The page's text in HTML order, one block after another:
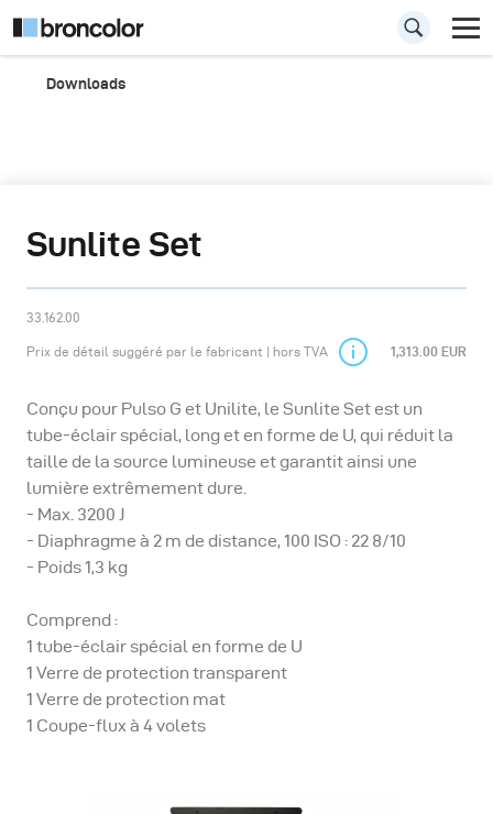
Downloads
Sunlite Set
33.162.00
Prix de détail suggéré par le fabricant | hors TVA 1,313.00 EUR
Conçu pour Pulso G et Unilite, le Sunlite Set est un
tube-éclair spécial, long et en forme de U, qui réduit la
taille de la source lumineuse et garantit ainsi une
lumière extrêmement dure.
- Max. 3200 J
- Diaphragme à 2 m de distance, 100 ISO : 22 8/10
- Poids 1,3 kg
Comprend :
1 tube-éclair spécial en forme de U
1 Verre de protection transparent
1 Verre de protection mat
1 Coupe-flux à 4 volets